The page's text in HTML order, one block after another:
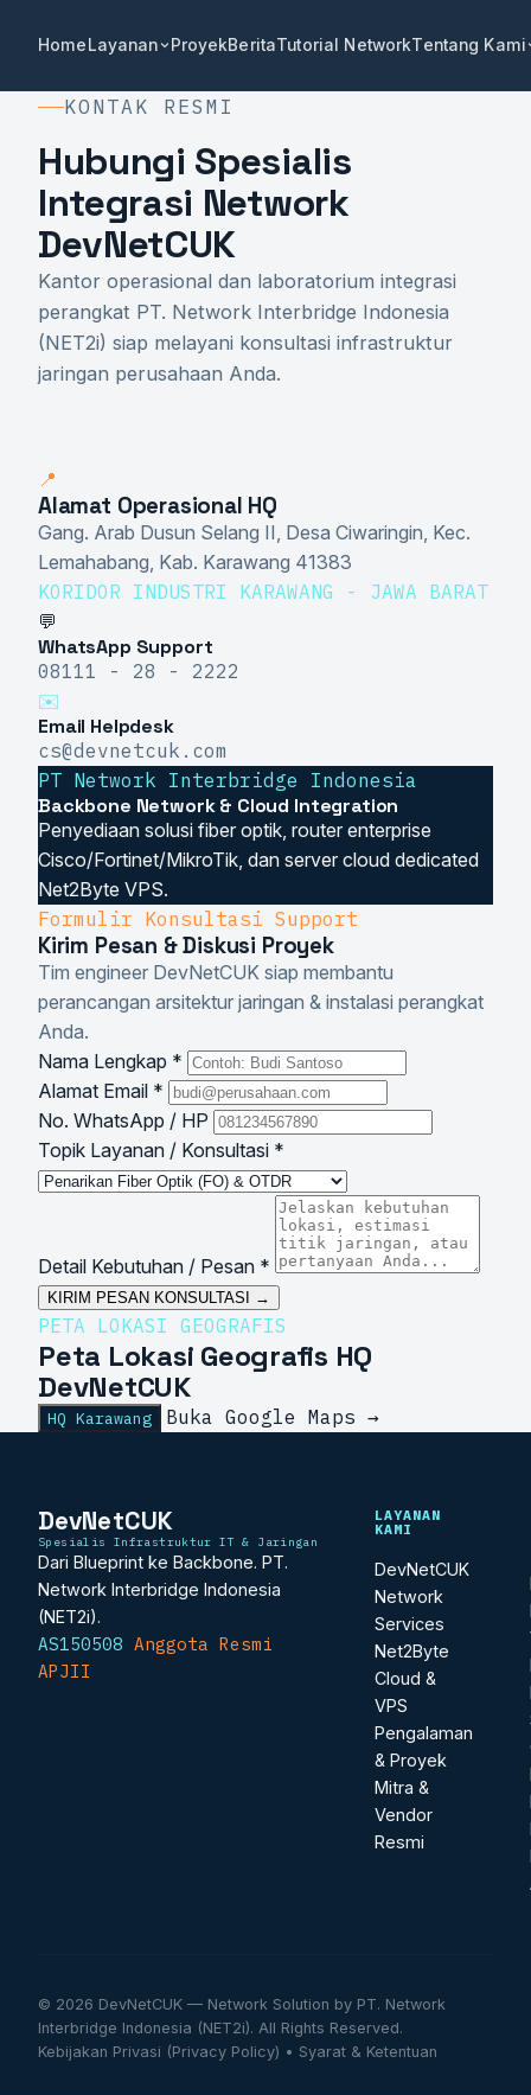
Home Layanan ProyekBeritaTutorial NetworkTentang Kami
KONTAK RESMI
Hubungi Spesialis
Integrasi Network
DevNetCUK
Kantor operasional dan laboratorium integrasi
perangkat PT. Network Interbridge Indonesia
(NET2i) siap melayani konsultasi infrastruktur
jaringan perusahaan Anda.
📍
Alamat Operasional HQ
Gang. Arab Dusun Selang II, Desa Ciwaringin, Kec.
Lemahabang, Kab. Karawang 41383
KORIDOR INDUSTRI KARAWANG - JAWA BARAT
💬
WhatsApp Support
08111 - 28 - 2222
✉️
Email Helpdesk
cs@devnetcuk.com
PT Network Interbridge Indonesia
Backbone Network & Cloud Integration
Penyediaan solusi fiber optik, router enterprise
Cisco/Fortinet/MikroTik, dan server cloud dedicated
Net2Byte VPS.
Formulir Konsultasi Support
Kirim Pesan & Diskusi Proyek
Tim engineer DevNetCUK siap membantu
perancangan arsitektur jaringan & instalasi perangkat
Anda.
Nama Lengkap *
Alamat Email *
No. WhatsApp / HP
Topik Layanan / Konsultasi *
Detail Kebutuhan / Pesan *
KIRIM PESAN KONSULTASI →
PETA LOKASI GEOGRAFIS
Peta Lokasi Geografis HQ
DevNetCUK
HQ Karawang Buka Google Maps →
Navigasi Rute →
Leaflet ©OpenStreetMapcontributors ©
DevNetCUK
Spesialis Infrastruktur IT & Jaringan
Dari Blueprint ke Backbone. PT.
Network Interbridge Indonesia
(NET2i).
AS150508 Anggota Resmi
APJII
LAYANAN
KAMI
DevNetCUK
Network
Services
Net2Byte
Cloud &
VPS
Pengalaman
& Proyek
Mitra &
Vendor
Resmi
© 2026 DevNetCUK — Network Solution by PT. Network
Interbridge Indonesia (NET2i). All Rights Reserved.
Kebijakan Privasi (Privacy Policy) • Syarat & Ketentuan